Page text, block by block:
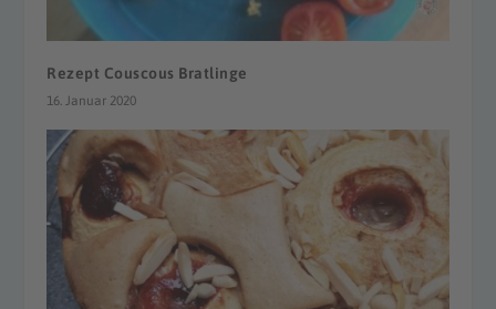
Rezept Couscous Bratlinge
16. Januar 2020